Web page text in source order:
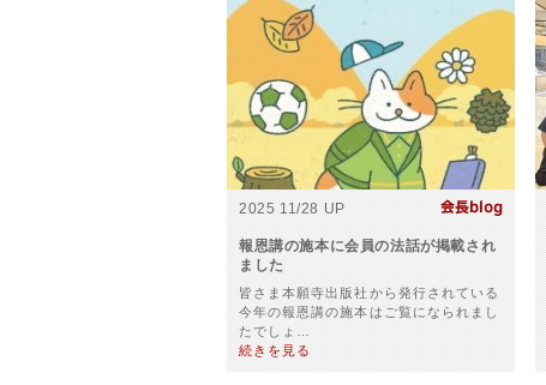
2025 11/28 UP
報恩講の施本に会員の法話が掲載され
ました
皆さま本願寺出版社から発行されている
今年の報恩講の施本はご覧になられまし
たでしょ…
続きを見る